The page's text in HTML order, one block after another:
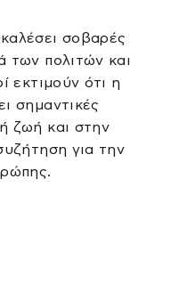
σοβαρές
των πολιτών και
εκτιμούν ότι η
σημαντικές
ζωή και στην
για την